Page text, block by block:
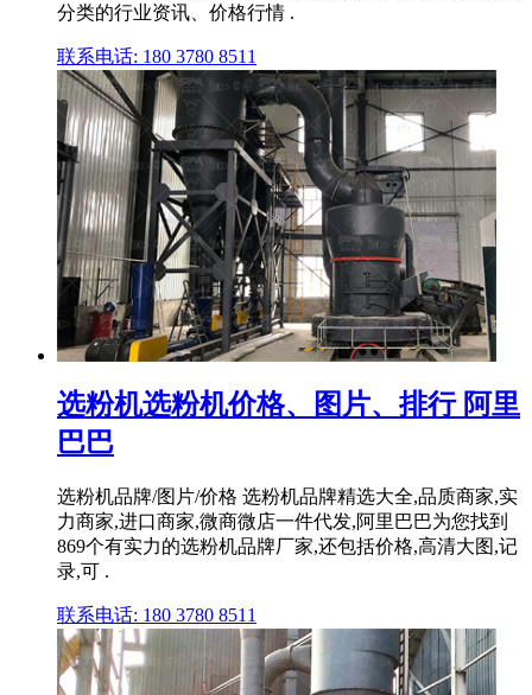
分类的行业资讯、价格行情 .
联系电话: 180 3780 8511
选粉机选粉机价格、图片、排行 阿里
巴巴
选粉机品牌/图片/价格 选粉机品牌精选大全,品质商家,实
力商家,进口商家,微商微店一件代发,阿里巴巴为您找到
869个有实力的选粉机品牌厂家,还包括价格,高清大图,记
录,可 .
联系电话: 180 3780 8511